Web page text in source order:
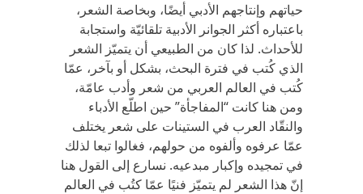
حياتهم وإنتاجهم الأدبي أيضًا، وبخاصة الشعر،
باعتباره أكثر الجوانر الأدبية تلقائيّة واستجابة
للأحداث. لذا كان من الطبيعي أن يتميّز الشعر
الذي كُتب في فترة البحث، بشكل أو بآخر، عمّا
كُتب في العالم العربي من شعر وأدب عامّة،
ومن هنا كانت “المفاجأة” حين اطلّع الأدباء
والنقّاد العرب في الستينات على شعر يختلف
عمّا عرفوه وألفوه من حولهم، فغالوا تبعا لذلك
في تمجيده وإكبار مبدعيه. نسارع إلى القول هنا
إنّ هذا الشعر لم يتميّز فنيًا عمّا كتُب في العالم